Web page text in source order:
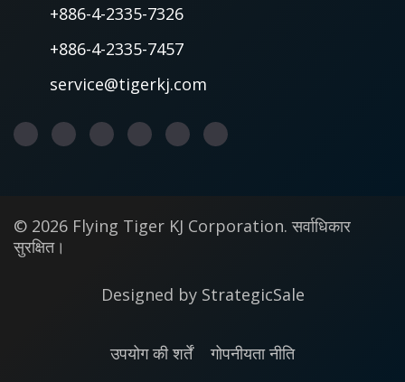
+886-4-2335-7326
+886-4-2335-7457
service@tigerkj.com
© 2026 Flying Tiger KJ Corporation. सर्वाधिकार
सुरक्षित।
Designed by StrategicSale
उपयोग की शर्तें गोपनीयता नीति